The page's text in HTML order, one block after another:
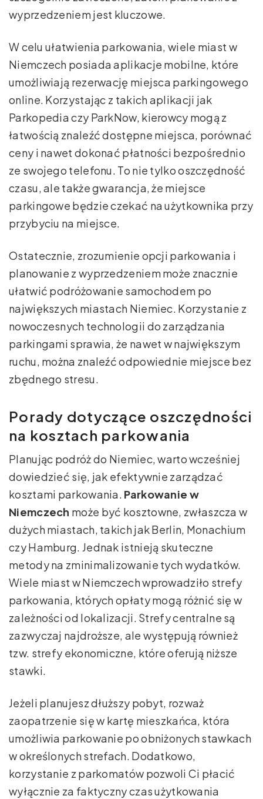
wyprzedzeniem jest kluczowe.
W celu ułatwienia parkowania, wiele miast w
Niemczech posiada aplikacje mobilne, które
umożliwiają rezerwację miejsca parkingowego
online. Korzystając z takich aplikacji jak
Parkopedia czy ParkNow, kierowcy mogą z
łatwością znaleźć dostępne miejsca, porównać
ceny i nawet dokonać płatności bezpośrednio
ze swojego telefonu. To nie tylko oszczędność
czasu, ale także gwarancja, że miejsce
parkingowe będzie czekać na użytkownika przy
przybyciu na miejsce.
Ostatecznie, zrozumienie opcji parkowania i
planowanie z wyprzedzeniem może znacznie
ułatwić podróżowanie samochodem po
największych miastach Niemiec. Korzystanie z
nowoczesnych technologii do zarządzania
parkingami sprawia, że nawet w największym
ruchu, można znaleźć odpowiednie miejsce bez
zbędnego stresu.
Porady dotyczące oszczędności
na kosztach parkowania
Planując podróż do Niemiec, warto wcześniej
dowiedzieć się, jak efektywnie zarządzać
kosztami parkowania. Parkowanie w
Niemczech może być kosztowne, zwłaszcza w
dużych miastach, takich jak Berlin, Monachium
czy Hamburg. Jednak istnieją skuteczne
metody na zminimalizowanie tych wydatków.
Wiele miast w Niemczech wprowadziło strefy
parkowania, których opłaty mogą różnić się w
zależności od lokalizacji. Strefy centralne są
zazwyczaj najdroższe, ale występują również
tzw. strefy ekonomiczne, które oferują niższe
stawki.
Jeżeli planujesz dłuższy pobyt, rozważ
zaopatrzenie się w kartę mieszkańca, która
umożliwia parkowanie po obniżonych stawkach
w określonych strefach. Dodatkowo,
korzystanie z parkomatów pozwoli Ci płacić
wyłącznie za faktyczny czas użytkowania